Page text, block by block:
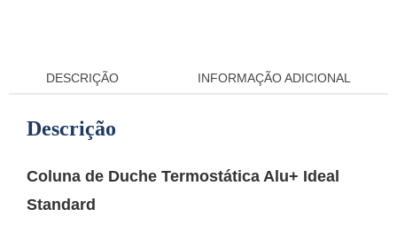
DESCRIÇÃO INFORMAÇÃO ADICIONAL
Descrição
Coluna de Duche Termostática Alu+ Ideal
Standard